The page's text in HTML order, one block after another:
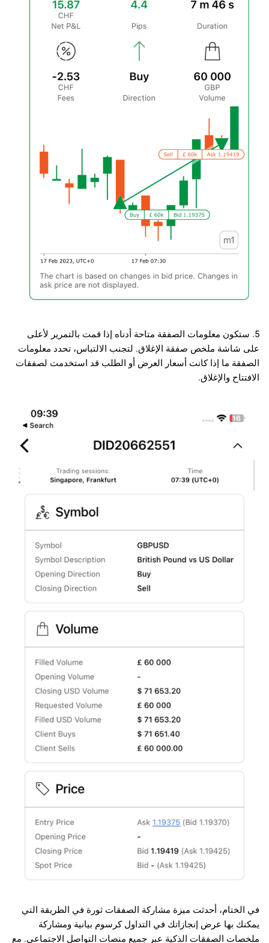
5. ستكون معلومات الصفقة متاحة أدناه إذا قمت بالتمرير لأعلى
على شاشة ملخص صفقة الإغلاق. لتجنب الالتباس، تحدد معلومات
الصفقة ما إذا كانت أسعار العرض أو الطلب قد استخدمت لصفقات
الافتتاح والإغلاق.
في الختام، أحدثت ميزة مشاركة الصفقات ثورة في الطريقة التي
يمكنك بها عرض إنجازاتك في التداول كرسوم بيانية ومشاركة
ملخصات الصفقات الذكية عبر جميع منصات التواصل الاجتماعي. مع